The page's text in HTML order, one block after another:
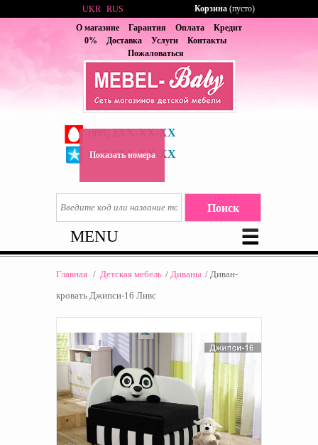
О магазине Гарантия Оплата
Кредит
0%
Доставка Услуги
Контакты
Пожаловаться
2XX-XX-XX
(067) 6XX-XX-XX
Показать номера
UKR RUS Корзина (пусто)
MENU
Главная / Детская мебель / Диваны / Диван-
кровать Джипси-16 Ливс